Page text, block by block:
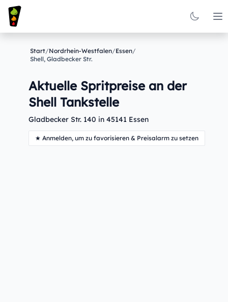
Start/Nordrhein-Westfalen/Essen/
Shell, Gladbecker Str.
Aktuelle Spritpreise an der
Shell Tankstelle
Gladbecker Str. 140 in 45141 Essen
★ Anmelden, um zu favorisieren & Preisalarm zu setzen